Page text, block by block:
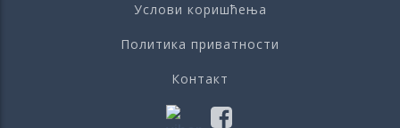
Услови коришћења
Политика приватности
Контакт